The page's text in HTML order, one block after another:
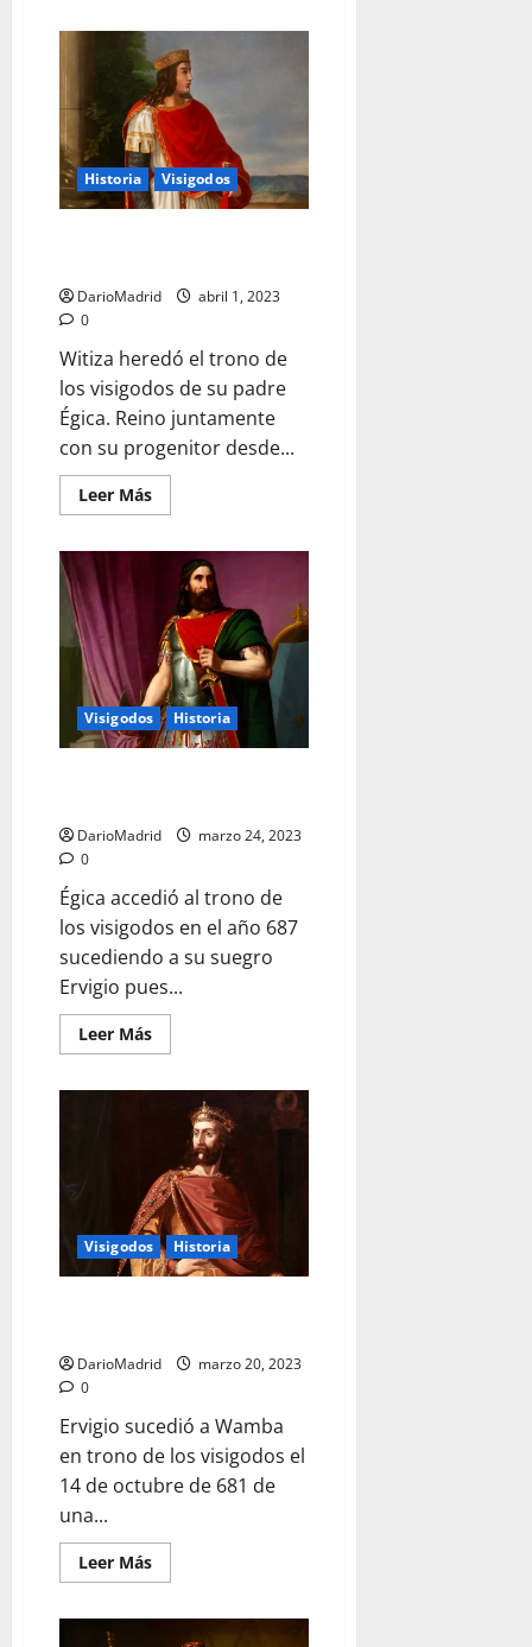
el
rey
visigodo
que
sabía
que
la
Tierra
era
esférica
Historia Visigodos
DarioMadrid
abril 1, 2023
0
Witiza heredó el trono de
los visigodos de su padre
Égica. Reino juntamente
con su progenitor desde...
Leer MásLeer
más
Witiza,
rey
joven
para
el
ocaso
del
reino
visigodo
Visigodos Historia
DarioMadrid
marzo 24, 2023
0
Égica accedió al trono de
los visigodos en el año 687
sucediendo a su suegro
Ervigio pues...
Leer MásLeer
más
sobrino
Wamba
que
quiso
vengar
a
su
tío
Visigodos Historia
DarioMadrid
marzo 20, 2023
0
Ervigio sucedió a Wamba
en trono de los visigodos el
14 de octubre de 681 de
una...
Leer MásLeer
más